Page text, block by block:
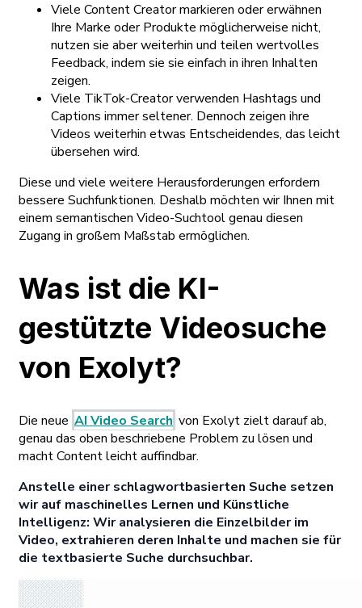
Viele Content Creator markieren oder erwähnen
Ihre Marke oder Produkte möglicherweise nicht,
nutzen sie aber weiterhin und teilen wertvolles
Feedback, indem sie sie einfach in ihren Inhalten
zeigen.
Viele TikTok-Creator verwenden Hashtags und
Captions immer seltener. Dennoch zeigen ihre
Videos weiterhin etwas Entscheidendes, das leicht
übersehen wird.
Diese und viele weitere Herausforderungen erfordern
bessere Suchfunktionen. Deshalb möchten wir Ihnen mit
einem semantischen Video-Suchtool genau diesen
Zugang in großem Maßstab ermöglichen.
Was ist die KI-
gestützte Videosuche
von Exolyt?
Die neue AI Video Search von Exolyt zielt darauf ab,
genau das oben beschriebene Problem zu lösen und
macht Content leicht auffindbar.
Anstelle einer schlagwortbasierten Suche setzen
wir auf maschinelles Lernen und Künstliche
Intelligenz: Wir analysieren die Einzelbilder im
Video, extrahieren deren Inhalte und machen sie für
die textbasierte Suche durchsuchbar.